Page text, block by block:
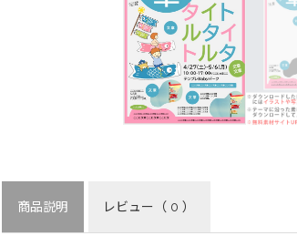
商品説明 レビュー （ 0 ）